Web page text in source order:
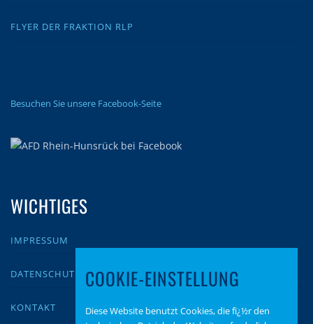
FLYER DER FRAKTION RLP
Besuchen Sie unsere Facebook-Seite
WICHTIGES
IMPRESSUM
DATENSCHUTZ
KONTAKT
COOKIE-EINSTELLUNG
Diese Website benutzt Cookies, die fï¿½r den